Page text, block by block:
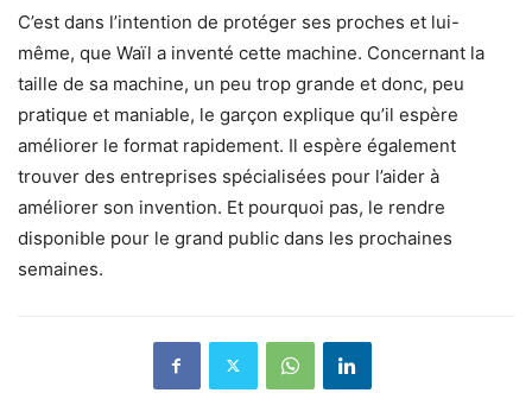
C’est dans l’intention de protéger ses proches et lui-
même, que Waïl a inventé cette machine. Concernant la
taille de sa machine, un peu trop grande et donc, peu
pratique et maniable, le garçon explique qu’il espère
améliorer le format rapidement. Il espère également
trouver des entreprises spécialisées pour l’aider à
améliorer son invention. Et pourquoi pas, le rendre
disponible pour le grand public dans les prochaines
semaines.